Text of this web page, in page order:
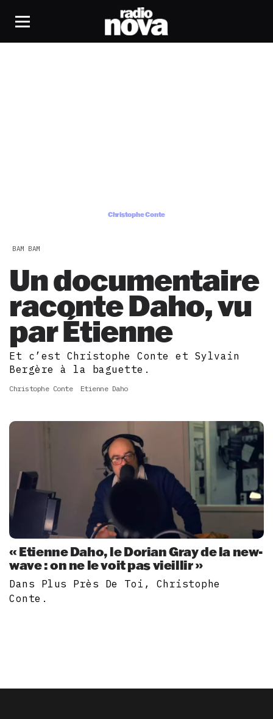
Christophe Conte
BAM BAM
Un documentaire
raconte Daho, vu
par Étienne
Et c’est Christophe Conte et Sylvain
Bergère à la baguette.
Christophe Conte Etienne Daho
« Etienne Daho, le Dorian Gray de la new-
wave : on ne le voit pas vieillir »
Dans Plus Près De Toi, Christophe
Conte.